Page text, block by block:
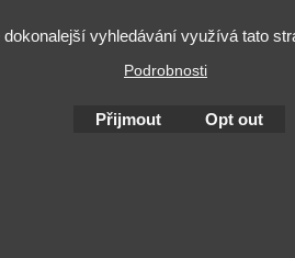
dokonalejší vyhledávání využívá tato
Podrobnosti
Přijmout Opt out